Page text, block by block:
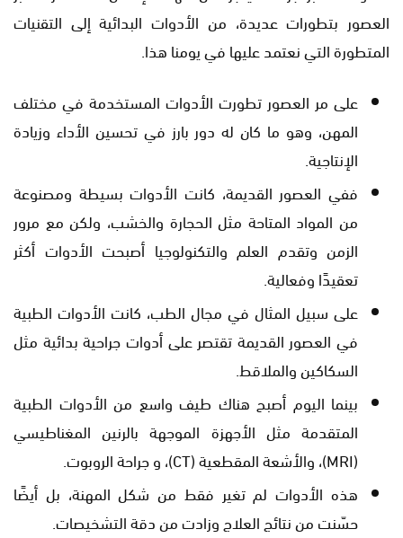
العصور بتطورات عديدة، من الأدوات البدائية إلى التقنيات
المتطورة التي نعتمد عليها في يومنا هذا.
على مر العصور تطورت الأدوات المستخدمة في مختلف
المهن، وهو ما كان له دور بارز في تحسين الأداء وزيادة
الإنتاجية.
ففي العصور القديمة، كانت الأدوات بسيطة ومصنوعة
من المواد المتاحة مثل الحجارة والخشب، ولكن مع مرور
الزمن وتقدم العلم والتكنولوجيا أصبحت الأدوات أكثر
تعقيدًا وفعالية.
على سبيل المثال في مجال الطب، كانت الأدوات الطبية
في العصور القديمة تقتصر على أدوات جراحية بدائية مثل
السكاكين والملاقط.
بينما اليوم أصبح هناك طيف واسع من الأدوات الطبية
المتقدمة مثل الأجهزة الموجهة بالرنين المغناطيسي
(MRI)، والأشعة المقطعية (CT)، و جراحة الروبوت.
هذه الأدوات لم تغير فقط من شكل المهنة، بل أيضًا
حسّنت من نتائج العلاج وزادت من دقة التشخيصات.